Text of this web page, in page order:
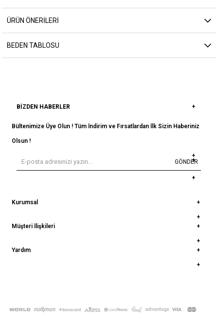
ÜRÜN ÖNERILERI
BEDEN TABLOSU
BIZDEN HABERLER
Bültenimize Üye Olun ! Tüm İndirim ve Fırsatlardan İlk Sizin Haberiniz
Olsun !
GÖNDER
Kurumsal
Müşteri İlişkileri
Yardım